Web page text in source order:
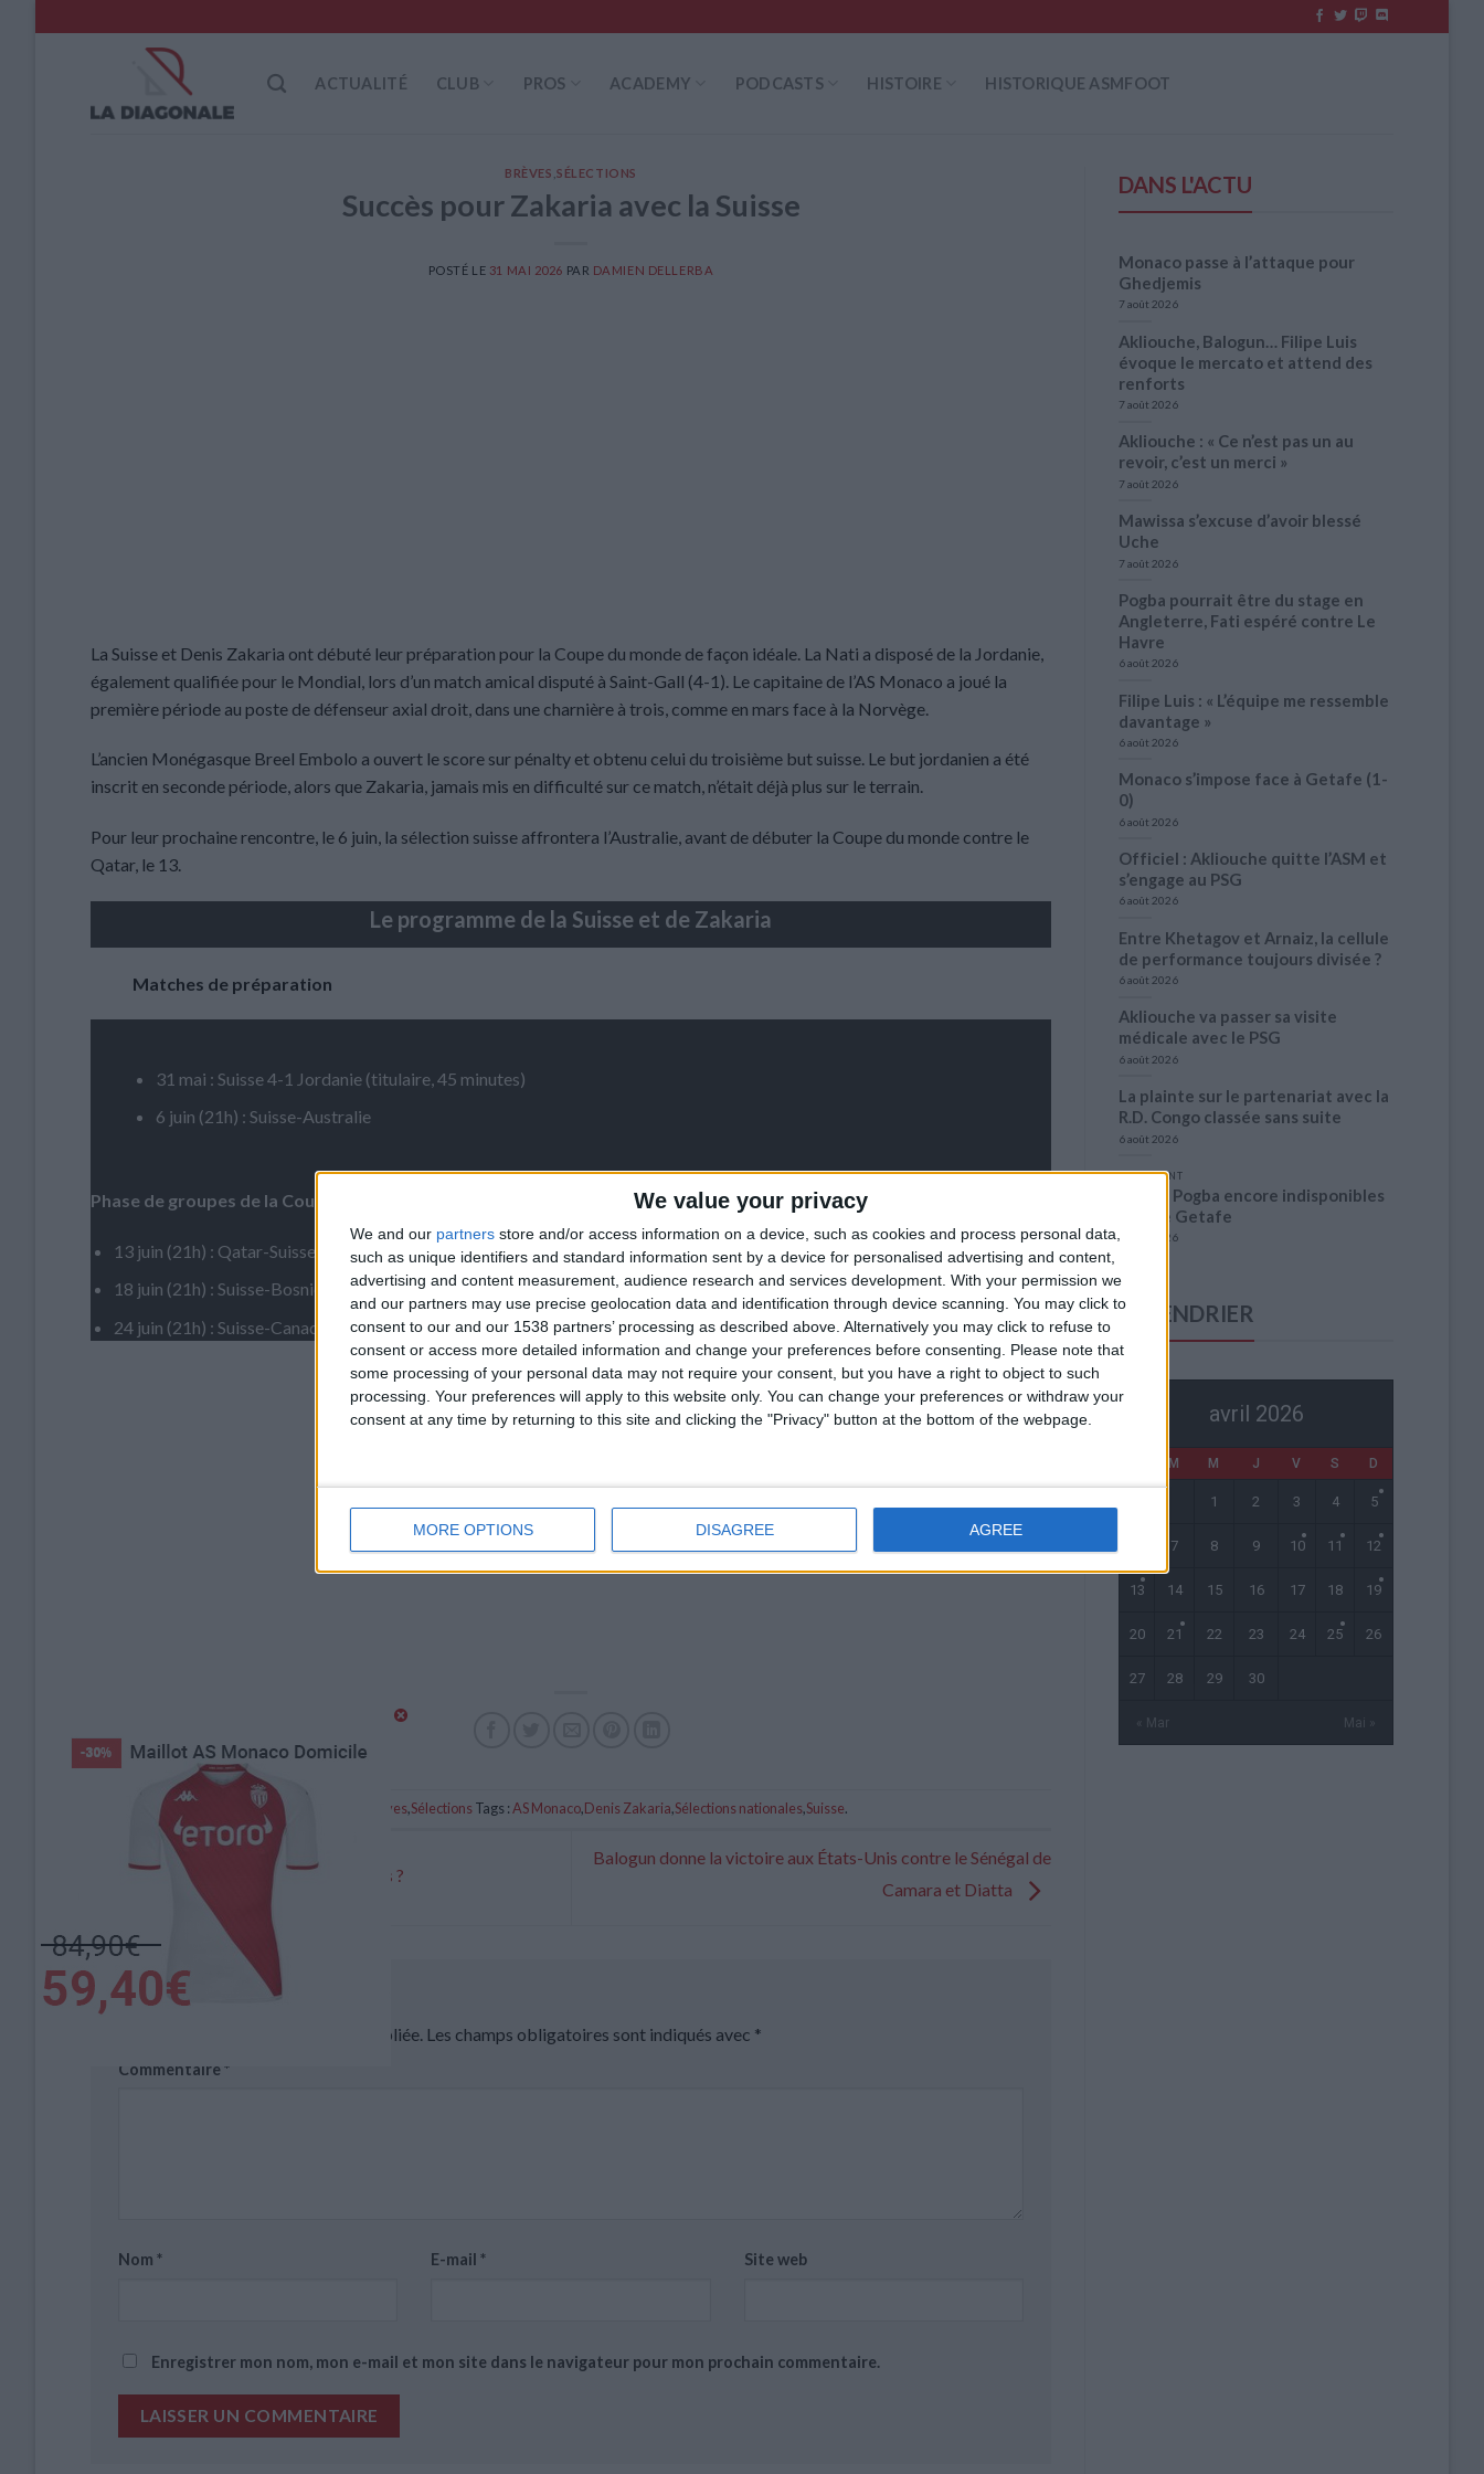
We value your privacy
We and our partners store and/or access information on a device, such as cookies and process personal data,
such as unique identifiers and standard information sent by a device for personalised advertising and content,
advertising and content measurement, audience research and services development. With your permission we
and our partners may use precise geolocation data and identification through device scanning. You may click to
consent to our and our 1538 partners’ processing as described above. Alternatively you may click to refuse to
consent or access more detailed information and change your preferences before consenting.
Please note that
some processing of your personal data may not require your consent, but you have a right to object to such
processing. Your preferences will apply to this website only. You can change your preferences or withdraw your
consent at any time by returning to this site and clicking the "Privacy" button at the bottom of the webpage.
MORE OPTIONS DISAGREE AGREE
to
ACTUALITÉ CLUB PROS ACADEMY PODCASTS HISTOIRE HISTORIQUE ASMFOOT
BRÈVES ,SÉLECTIONS
Succès pour Zakaria avec la Suisse
POSTÉ LE 31 MAI 2026 PAR DAMIEN DELLERBA
La Suisse et Denis Zakaria ont débuté leur préparation pour la Coupe du monde de façon idéale. La Nati a disposé de la Jordanie,
également qualifiée pour le Mondial, lors d’un match amical disputé à Saint-Gall (4-1). Le capitaine de l’AS Monaco a joué la
première période au poste de défenseur axial droit, dans une charnière à trois, comme en mars face à la Norvège.
L’ancien Monégasque Breel Embolo a ouvert le score sur pénalty et obtenu celui du troisième but suisse. Le but jordanien a été
inscrit en seconde période, alors que Zakaria, jamais mis en difficulté sur ce match, n’était déjà plus sur le terrain.
Pour leur prochaine rencontre, le 6 juin, la sélection suisse affrontera l’Australie, avant de débuter la Coupe du monde contre le
Qatar, le 13.
Le programme de la Suisse et de Zakaria
Matches de préparation
31 mai : Suisse 4-1 Jordanie (titulaire, 45 minutes)
6 juin (21h) : Suisse-Australie
Phase de groupes de la Coupe du monde (Groupe B)
13 juin (21h) : Qatar-Suisse
18 juin (21h) : Suisse-Bosnie
24 juin (21h) : Suisse-Canada
Brèves,SélectionsTags :AS Monaco,Denis Zakaria,Sélections nationales,Suisse.
Casado proposé par Jorge Mendes ?
Balogun donne la victoire aux États-Unis contre le Sénégal de
Camara et Diatta
Laisser un commentaire
Votre adresse e-mail ne sera pas publiée. Les champs obligatoires sont indiqués avec *
Commentaire*
Nom * E-mail* Site web
Enregistrer mon nom, mon e-mail et mon site dans le navigateur pour mon prochain commentaire.
DANS L'ACTU
Monaco passe à l’attaque pour
Ghedjemis
7 août 2026
Akliouche, Balogun… Filipe Luis
évoque le mercato et attend des
renforts
7 août 2026
Akliouche : « Ce n’est pas un au
revoir, c’est un merci »
7 août 2026
Mawissa s’excuse d’avoir blessé
Uche
7 août 2026
Pogba pourrait être du stage en
Angleterre, Fati espéré contre Le
Havre
6 août 2026
Filipe Luis : « L’équipe me ressemble
davantage »
6 août 2026
Monaco s’impose face à Getafe (1-
0)
6 août 2026
Officiel : Akliouche quitte l’ASM et
s’engage au PSG
6 août 2026
Entre Khetagov et Arnaiz, la cellule
de performance toujours divisée ?
6 août 2026
Akliouche va passer sa visite
médicale avec le PSG
6 août 2026
La plainte sur le partenariat avec la
R.D. Congo classée sans suite
6 août 2026
1 COMMENT
Fati et Pogba encore indisponibles
contre Getafe
6 août 2026
CALENDRIER
avril 2026
M M J V S D
« Mar Mai »
1 2 3 4 5
7 8 9 10 11 12
13 14 15 16 17 18 19
20 21 22 23 24 25 26
27 28 29 30